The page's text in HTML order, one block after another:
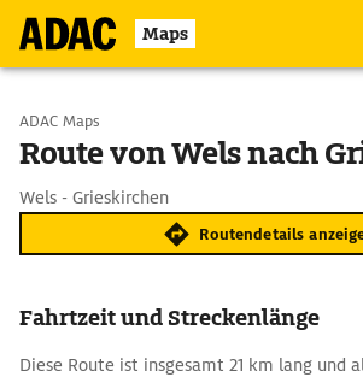
Maps
Start wählen
ADAC Maps
Route von Wels nach
Wels - Grieskirchen
Routendetails
Fahrtzeit und Streckenlänge
Diese Route ist insgesamt 21 km lang und